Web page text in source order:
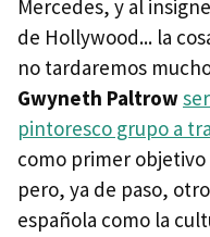
Mercedes, y al
de Hollywood... la
no tardaremos
Gwyneth Paltrow
pintoresco grupo a
como primer
pero, ya de paso,
española como la